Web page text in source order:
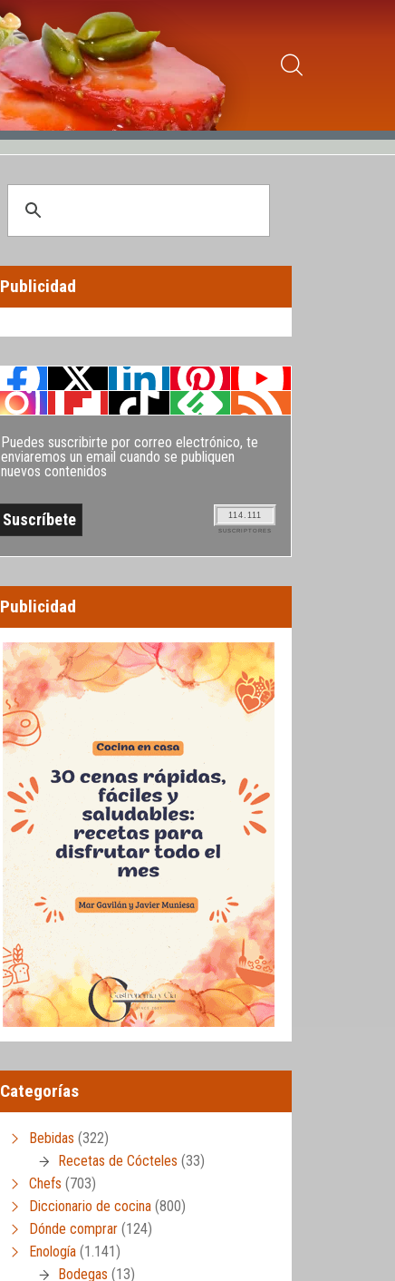
Publicidad
Puedes suscribirte por correo electrónico, te
enviaremos un email cuando se publiquen
nuevos contenidos
114.111
SUSCRIPTORES
Publicidad
Categorías
Bebidas (322)
Recetas de Cócteles (33)
Chefs (703)
Diccionario de cocina (800)
Dónde comprar (124)
Enología (1.141)
Bodegas (13)